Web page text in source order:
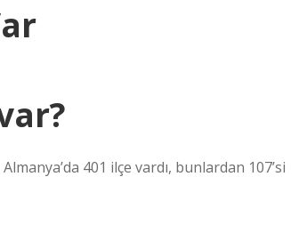
401 ilçe vardı, bunlardan 107’si